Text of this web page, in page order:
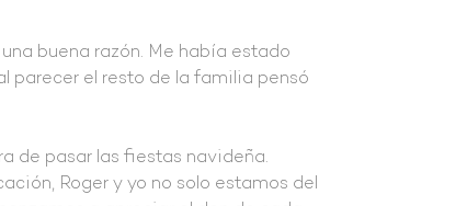
buena razón. Me había estado
parecer el resto de la familia pensó
de pasar las fiestas navideña.
Roger y yo no solo estamos del